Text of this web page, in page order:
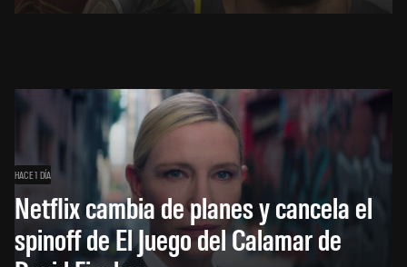
HACE 1 DÍA
Netflix cambia de planes y cancela el
spinoff de El Juego del Calamar de